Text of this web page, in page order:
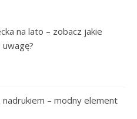
na lato – zobacz jakie
nadrukiem – modny element